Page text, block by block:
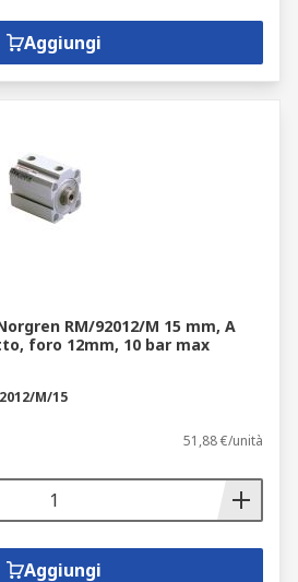
Aggiungi
RM/92012/M 15 mm, A
foro 12mm, 10 bar max
M/15
51,88 €/unità
Aggiungi